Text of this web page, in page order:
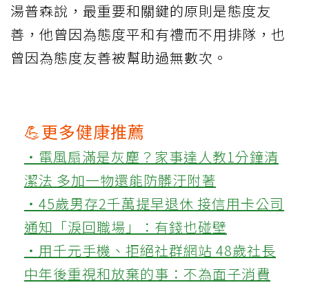
湯普森說，最重要和關鍵的原則是態度友
善，他曾因為態度平和有禮而不用排隊，也
曾因為態度友善被幫助過無數次。
💪更多健康推薦
‧電風扇滿是灰塵？家事達人教1分鐘清
潔法 多加一物還能防髒汙附著
‧45歲男存2千萬提早退休 接信用卡公司
通知「淚回職場」：有錢也碰壁
‧用千元手機、拒絕社群網站 48歲社長
中年後重視和放棄的事：不為面子消費